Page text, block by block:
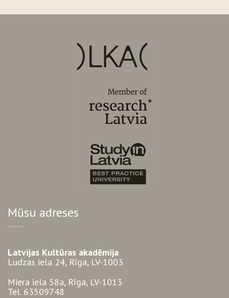
Mūsu adreses
Latvijas Kultūras akadēmija
Ludzas iela 24, Rīga, LV-1003
Miera iela 58a, Rīga, LV-1013
Tel. 63509748